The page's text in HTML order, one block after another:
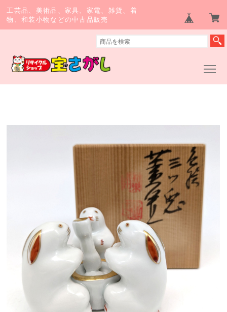
工芸品、美術品、家具、家電、雑貨、着
物、和装小物などの中古品販売